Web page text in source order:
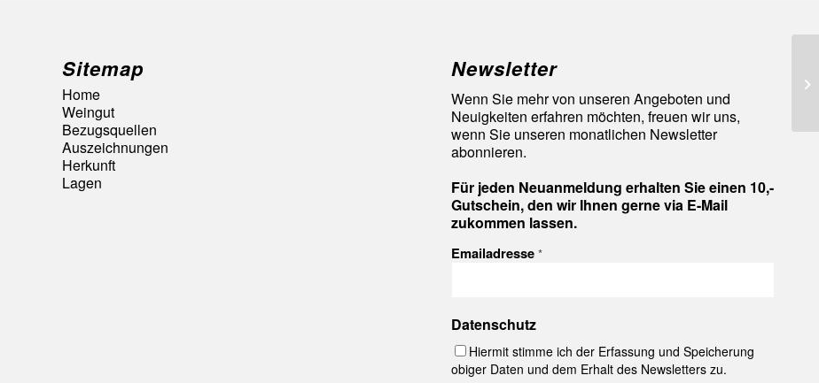
Sitemap
Home
Weingut
Bezugsquellen
Auszeichnungen
Herkunft
Lagen
Newsletter
Wenn Sie mehr von unseren Angeboten und
Neuigkeiten erfahren möchten, freuen wir uns,
wenn Sie unseren monatlichen Newsletter
abonnieren.
Für jeden Neuanmeldung erhalten Sie einen 10,-
Gutschein, den wir Ihnen gerne via E-Mail
zukommen lassen.
Emailadresse*
Datenschutz
Hiermit stimme ich der Erfassung und Speicherung
obiger Daten und dem Erhalt des Newsletters zu.